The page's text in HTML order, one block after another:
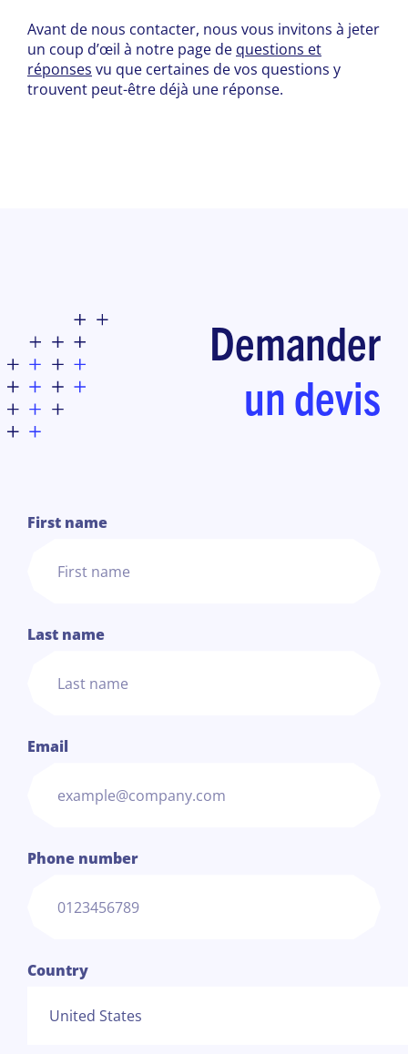
Avant de nous contacter, nous vous invitons à jeter
un coup d’œil à notre page de questions et
réponses vu que certaines de vos questions y
trouvent peut-être déjà une réponse.
Demander
un devis
1
First name
Last name
Email
Phone number
Country